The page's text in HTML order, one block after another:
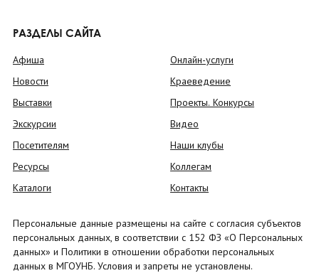
РАЗДЕЛЫ САЙТА
Афиша
Новости
Выставки
Экскурсии
Посетителям
Ресурсы
Каталоги
Онлайн-услуги
Краеведение
Проекты. Конкурсы
Видео
Наши клубы
Коллегам
Контакты
Персональные данные размещены на сайте с согласия субъектов
персональных данных, в соответствии с 152 ФЗ «О Персональных
данных» и Политики в отношении обработки персональных
данных в МГОУНБ. Условия и запреты не установлены.